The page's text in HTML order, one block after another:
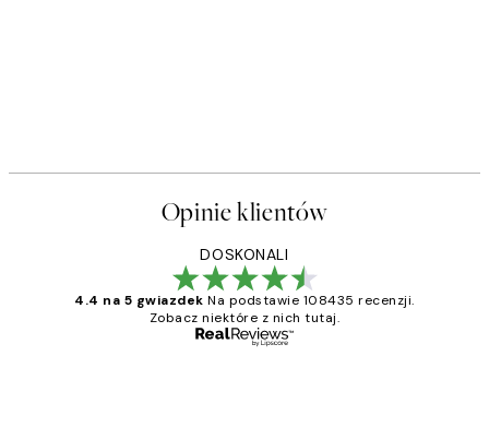
Opinie klientów
DOSKONALI
4.4 na 5 gwiazdek Na podstawie 108435 recenzji.
Zobacz niektóre z nich tutaj.